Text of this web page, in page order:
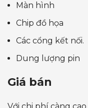
Màn hình
Chip đồ họa
Các cổng kết nối.
Dung lượng pin
Giá bán